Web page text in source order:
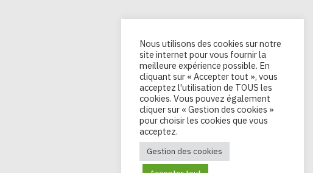
Nous utilisons des cookies sur notre
site internet pour vous fournir la
meilleure expérience possible. En
cliquant sur « Accepter tout », vous
acceptez l'utilisation de TOUS les
cookies. Vous pouvez également
cliquer sur « Gestion des cookies »
pour choisir les cookies que vous
acceptez.
Gestion des cookies